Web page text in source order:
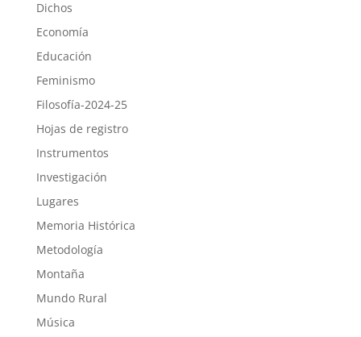
Dichos
Economía
Educación
Feminismo
Filosofía-2024-25
Hojas de registro
Instrumentos
Investigación
Lugares
Memoria Histórica
Metodología
Montaña
Mundo Rural
Música